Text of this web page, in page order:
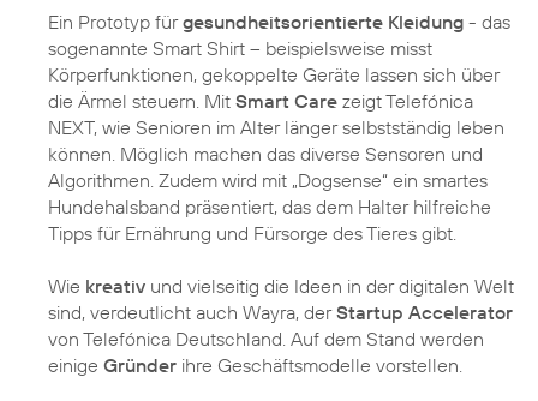
Ein Prototyp fürgesundheitsorientierte Kleidung - das
sogenannte Smart Shirt – beispielsweise misst
Körperfunktionen, gekoppelte Geräte lassen sich über
die Ärmel steuern. Mit Smart Care zeigt Telefónica
NEXT, wie Senioren im Alter länger selbstständig leben
können. Möglich machen das diverse Sensoren und
Algorithmen. Zudem wird mit „Dogsense“ ein smartes
Hundehalsband präsentiert, das dem Halter hilfreiche
Tipps für Ernährung und Fürsorge des Tieres gibt.
Wie kreativ und vielseitig die Ideen in der digitalen Welt
sind, verdeutlicht auch Wayra, derStartup Accelerator
von Telefónica Deutschland. Auf dem Stand werden
einige Gründer ihre Geschäftsmodelle vorstellen.